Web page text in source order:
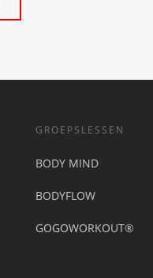
GROEPSLESSEN
BODY MIND
BODYFLOW
GOGOWORKOUT®